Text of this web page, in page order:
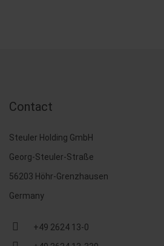
Contact
Steuler Holding GmbH
Georg-Steuler-Straße
56203 Höhr-Grenzhausen
Germany
+49 2624 13-0